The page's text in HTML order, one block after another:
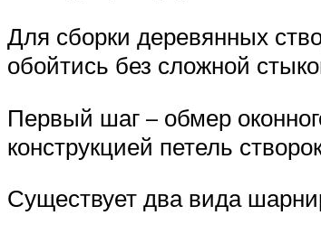
Для сборки деревянных
обойтись без сложной
Первый шаг – обмер
конструкцией петель
Существует два вида